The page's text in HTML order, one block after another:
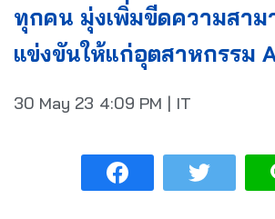
ทุกคน มุ่งเพิ่มขีดความสาม
แข่งขันให้แก่อุตสาหกรรม
30 May 23 4:09 PM | IT